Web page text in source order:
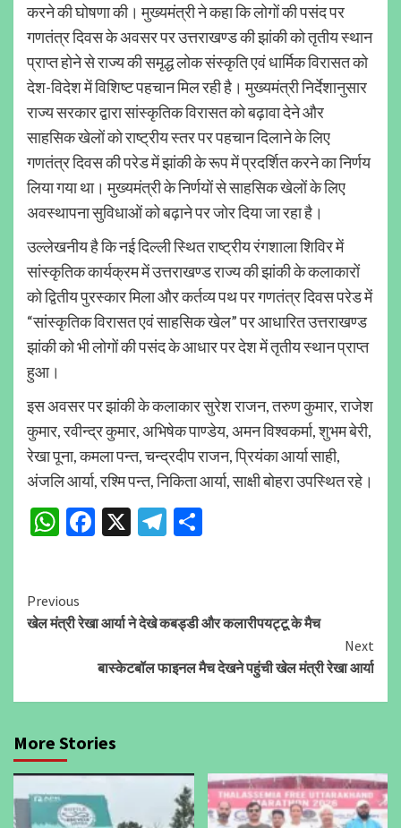
करने की घोषणा की। मुख्यमंत्री ने कहा कि लोगों की पसंद पर
गणतंत्र दिवस के अवसर पर उत्तराखण्ड की झांकी को तृतीय स्थान
प्राप्त होने से राज्य की समृद्ध लोक संस्कृति एवं धार्मिक विरासत को
देश-विदेश में विशिष्ट पहचान मिल रही है। मुख्यमंत्री निर्देशानुसार
राज्य सरकार द्वारा सांस्कृतिक विरासत को बढ़ावा देने और
साहसिक खेलों को राष्ट्रीय स्तर पर पहचान दिलाने के लिए
गणतंत्र दिवस की परेड में झांकी के रूप में प्रदर्शित करने का निर्णय
लिया गया था। मुख्यमंत्री के निर्णयों से साहसिक खेलों के लिए
अवस्थापना सुविधाओं को बढ़ाने पर जोर दिया जा रहा है।
उल्लेखनीय है कि नई दिल्ली स्थित राष्ट्रीय रंगशाला शिविर में
सांस्कृतिक कार्यक्रम में उत्तराखण्ड राज्य की झांकी के कलाकारों
को द्वितीय पुरस्कार मिला और कर्तव्य पथ पर गणतंत्र दिवस परेड में
“सांस्कृतिक विरासत एवं साहसिक खेल” पर आधारित उत्तराखण्ड
झांकी को भी लोगों की पसंद के आधार पर देश में तृतीय स्थान प्राप्त
हुआ।
इस अवसर पर झांकी के कलाकार सुरेश राजन, तरुण कुमार, राजेश
कुमार, रवीन्द्र कुमार, अभिषेक पाण्डेय, अमन विश्वकर्मा, शुभम बेरी,
रेखा पूना, कमला पन्त, चन्द्रदीप राजन, प्रियंका आर्या साही,
अंजलि आर्या, रश्मि पन्त, निकिता आर्या, साक्षी बोहरा उपस्थित रहे।
WhatsApp
Facebook
X Telegram
Continue
Reading
Previous
खेल मंत्री रेखा आर्या ने देखे कबड्डी और कलारीपयट्टू के मैच
Next
बास्केटबॉल फाइनल मैच देखने पहुंची खेल मंत्री रेखा आर्या
More Stories